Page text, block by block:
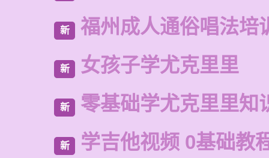
新 福州成人通俗唱法培
新 女孩子学尤克里里
新 零基础学尤克里里知
新 学吉他视频 0基础教